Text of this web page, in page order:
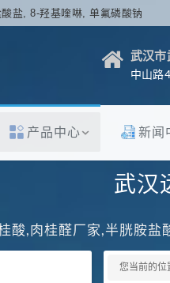
盐, 8-羟基喹啉, 单氟磷酸钠
武汉市
中山路
产品中心 新闻
武汉
酸,肉桂醛厂家,半胱胺盐
您当前的位